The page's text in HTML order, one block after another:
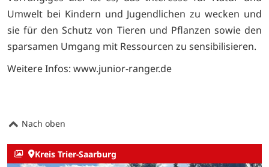
Umwelt bei Kindern und Jugendlichen zu wecken und
sie für den Schutz von Tieren und Pflanzen sowie den
sparsamen Umgang mit Ressourcen zu sensibilisieren.
Weitere Infos: www.junior-ranger.de
Nach oben
Kreis Trier-Saarburg